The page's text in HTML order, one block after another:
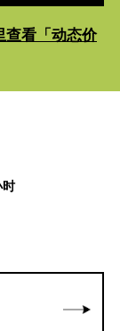
查看「动态价
时